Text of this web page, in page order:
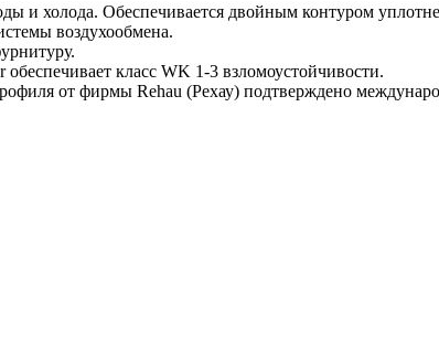
и холода. Обеспечивается двойным контуром
воздухообмена.
класс WK 1-3 взломоустойчивости.
от фирмы Rehau (Рехау) подтверждено